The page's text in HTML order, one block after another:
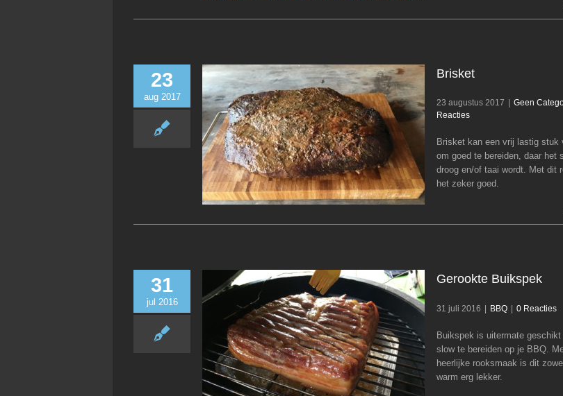
23
aug 2017
Brisket
Geen
Brisket
23 augustus 2017 Geen
Reacties
Brisket kan een vrij lastig stuk
om goed te bereiden, daar het
droog en/of taai wordt. Met dit
het zeker goed.
31
jul 2016
Gerookte
BBQ
Gerookte Buikspek
31 juli 2016 BBQ 0 Reacties
Buikspek is uitermate
slow te bereiden op je BBQ.
heerlijke rooksmaak is dit
warm erg lekker.